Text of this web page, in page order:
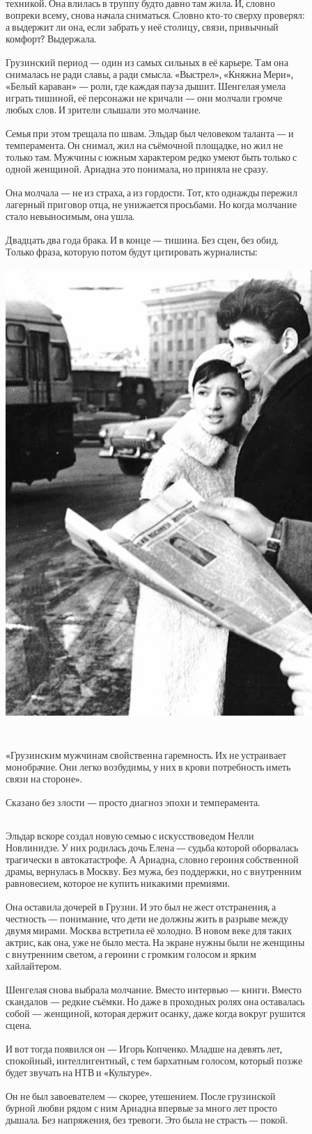
техникой. Она влилась в труппу будто давно там жила. И, словно
вопреки всему, снова начала сниматься. Словно кто-то сверху проверял:
а выдержит ли она, если забрать у неё столицу, связи, привычный
комфорт? Выдержала.
Грузинский период — один из самых сильных в её карьере. Там она
снималась не ради славы, а ради смысла. «Выстрел», «Княжна Мери»,
«Белый караван» — роли, где каждая пауза дышит. Шенгелая умела
играть тишиной, её персонажи не кричали — они молчали громче
любых слов. И зрители слышали это молчание.
Семья при этом трещала по швам. Эльдар был человеком таланта — и
темперамента. Он снимал, жил на съёмочной площадке, но жил не
только там. Мужчины с южным характером редко умеют быть только с
одной женщиной. Ариадна это понимала, но приняла не сразу.
Она молчала — не из страха, а из гордости. Тот, кто однажды пережил
лагерный приговор отца, не унижается просьбами. Но когда молчание
стало невыносимым, она ушла.
Двадцать два года брака. И в конце — тишина. Без сцен, без обид.
Только фраза, которую потом будут цитировать журналисты:
«Грузинским мужчинам свойственна гаремность. Их не устраивает
монобрачие. Они легко возбудимы, у них в крови потребность иметь
связи на стороне».
Сказано без злости — просто диагноз эпохи и темперамента.
Эльдар вскоре создал новую семью с искусствоведом Нелли
Новлинидзе. У них родилась дочь Елена — судьба которой оборвалась
трагически в автокатастрофе. А Ариадна, словно героиня собственной
драмы, вернулась в Москву. Без мужа, без поддержки, но с внутренним
равновесием, которое не купить никакими премиями.
Она оставила дочерей в Грузии. И это был не жест отстранения, а
честность — понимание, что дети не должны жить в разрыве между
двумя мирами. Москва встретила её холодно. В новом веке для таких
актрис, как она, уже не было места. На экране нужны были не женщины
с внутренним светом, а героини с громким голосом и ярким
хайлайтером.
Шенгелая снова выбрала молчание. Вместо интервью — книги. Вместо
скандалов — редкие съёмки. Но даже в проходных ролях она оставалась
собой — женщиной, которая держит осанку, даже когда вокруг рушится
сцена.
И вот тогда появился он — Игорь Копченко. Младше на девять лет,
спокойный, интеллигентный, с тем бархатным голосом, который позже
будет звучать на НТВ и «Культуре».
Он не был завоевателем — скорее, утешением. После грузинской
бурной любви рядом с ним Ариадна впервые за много лет просто
дышала. Без напряжения, без тревоги. Это была не страсть — покой.